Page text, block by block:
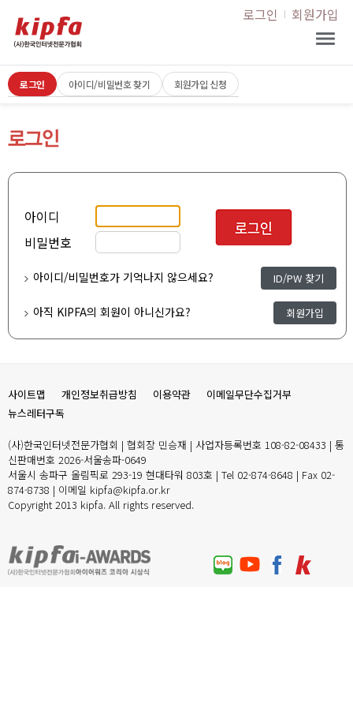
로그인 회원가입
로그인 아이디/비밀번호 찾기 회원가입 신청
아이디
비밀번호
아이디/비밀번호가 기억나지 않으세요? ID/PW 찾기
아직 KIPFA의 회원이 아니신가요? 회원가입
사이트맵 개인정보취급방침 이용약관
이메일무단수집거부
뉴스레터구독
(사)한국인터넷전문가협회 | 협회장 민승재 | 사업자등록번호 108-82-08433 | 통
신판매번호 2026-서울송파-0649
서울시 송파구 올림픽로 293-19 현대타워 803호 | Tel 02-874-8648 | Fax 02-
874-8738 | 이메일 kipfa@kipfa.or.kr
Copyright 2013 kipfa. All rights reserved.